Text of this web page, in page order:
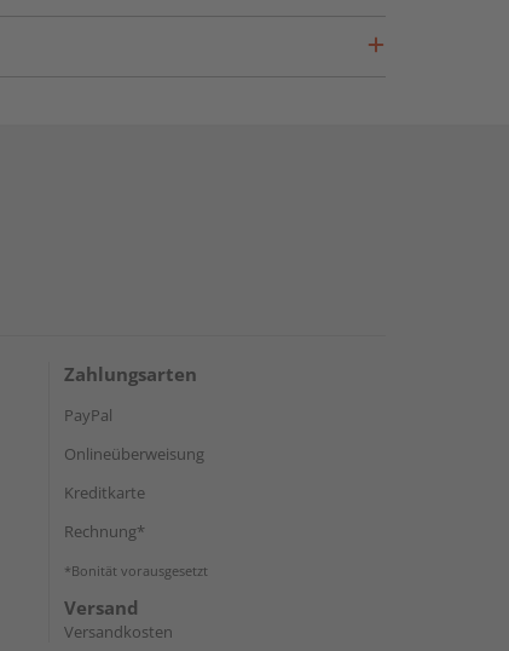
Zahlungsarten
PayPal
Onlineüberweisung
Kreditkarte
Rechnung*
*Bonität vorausgesetzt
Versand
Versandkosten